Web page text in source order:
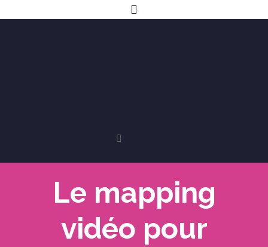
Le mapping
vidéo pour